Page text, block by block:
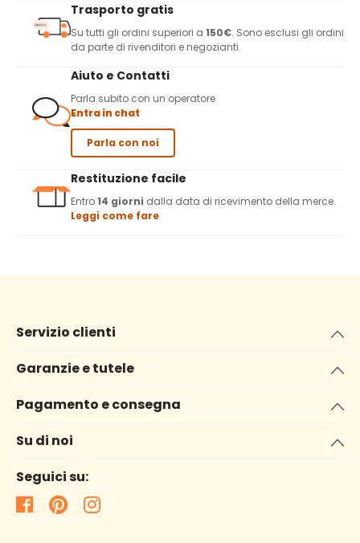
Trasporto gratis
Su tutti gli ordini superiori a 150€. Sono esclusi gli ordini
da parte di rivenditori e negozianti.
Aiuto e Contatti
Parla subito con un operatore
Entra in chat
Parla con noi
Restituzione facile
Entro14 giorni dalla data di ricevimento della merce.
Leggi come fare
Servizio clienti
Garanzie e tutele
Pagamento e consegna
Su di noi
Seguici su: